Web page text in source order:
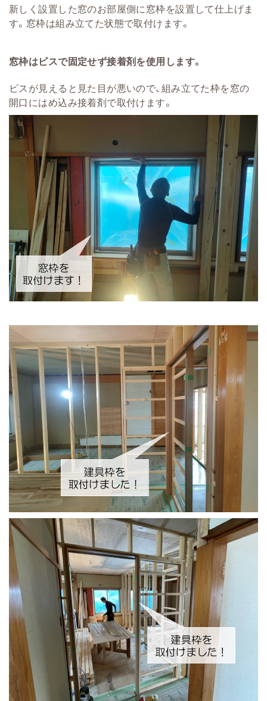
新しく設置した窓のお部屋側に窓枠を設置して仕上げま
す。窓枠は組み立てた状態で取付けます。
窓枠はビスで固定せず接着剤を使用します。
ビスが見えると見た目が悪いので、組み立てた枠を窓の
開口にはめ込み接着剤で取付けます。